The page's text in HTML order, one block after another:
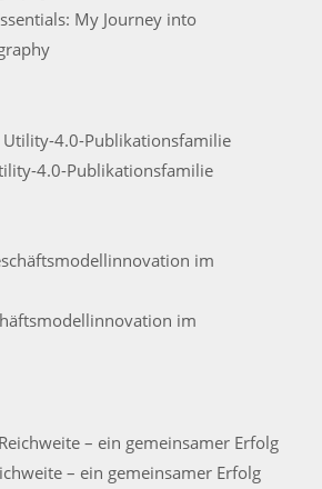
My Journey into
4.0-Publikationsfamilie
im
– ein gemeinsamer Erfolg